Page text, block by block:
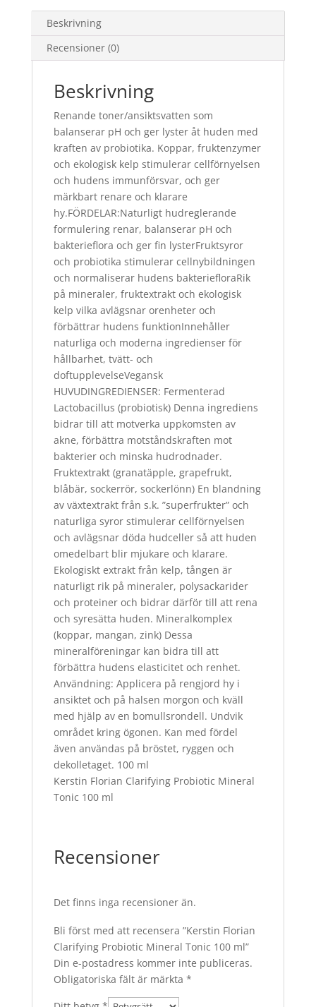
Beskrivning
Recensioner (0)
Beskrivning
Renande toner/ansiktsvatten som
balanserar pH och ger lyster åt huden med
kraften av probiotika. Koppar, fruktenzymer
och ekologisk kelp stimulerar cellförnyelsen
och hudens immunförsvar, och ger
märkbart renare och klarare
hy.FÖRDELAR:Naturligt hudreglerande
formulering renar, balanserar pH och
bakterieflora och ger fin lysterFruktsyror
och probiotika stimulerar cellnybildningen
och normaliserar hudens bakteriefloraRik
på mineraler, fruktextrakt och ekologisk
kelp vilka avlägsnar orenheter och
förbättrar hudens funktionInnehåller
naturliga och moderna ingredienser för
hållbarhet, tvätt- och
doftupplevelseVegansk
HUVUDINGREDIENSER: Fermenterad
Lactobacillus (probiotisk) Denna ingrediens
bidrar till att motverka uppkomsten av
akne, förbättra motståndskraften mot
bakterier och minska hudrodnader.
Fruktextrakt (granatäpple, grapefrukt,
blåbär, sockerrör, sockerlönn) En blandning
av växtextrakt från s.k. ”superfrukter” och
naturliga syror stimulerar cellförnyelsen
och avlägsnar döda hudceller så att huden
omedelbart blir mjukare och klarare.
Ekologiskt extrakt från kelp, tången är
naturligt rik på mineraler, polysackarider
och proteiner och bidrar därför till att rena
och syresätta huden. Mineralkomplex
(koppar, mangan, zink) Dessa
mineralföreningar kan bidra till att
förbättra hudens elasticitet och renhet.
Användning: Applicera på rengjord hy i
ansiktet och på halsen morgon och kväll
med hjälp av en bomullsrondell. Undvik
området kring ögonen. Kan med fördel
även användas på bröstet, ryggen och
dekolletaget. 100 ml
Kerstin Florian Clarifying Probiotic Mineral
Tonic 100 ml
Recensioner
Det finns inga recensioner än.
Bli först med att recensera ”Kerstin Florian
Clarifying Probiotic Mineral Tonic 100 ml”
Din e-postadress kommer inte publiceras.
Obligatoriska fält är märkta *